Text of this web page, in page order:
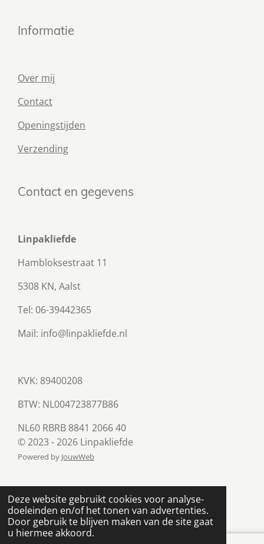
Deze website gebruikt cookies voor analyse-
doeleinden en/of het tonen van advertenties.
Door gebruik te blijven maken van de site gaat
u hiermee akkoord.
Informatie
Over mij
Contact
Openingstijden
Verzending
Contact en gegevens
Linpakliefde
Hambloksestraat 11
5308 KN, Aalst
Tel: 06-39442365
Mail: info@linpakliefde.nl
KVK: 89400208
BTW: NL004723877B86
NL60 RBRB 8841 2066 40
© 2023 - 2026 Linpakliefde
Powered by JouwWeb